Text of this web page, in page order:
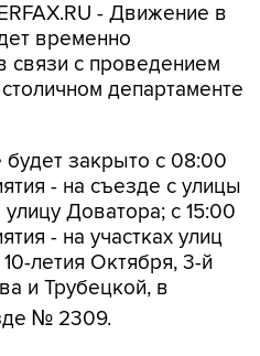
- Движение в
временно
связи с проведением
департаменте
будет закрыто с 08:00
- на съезде с улицы
Доватора; с 15:00
- на участках улиц
летия Октября, 3-й
и Трубецкой, в
№ 2309.